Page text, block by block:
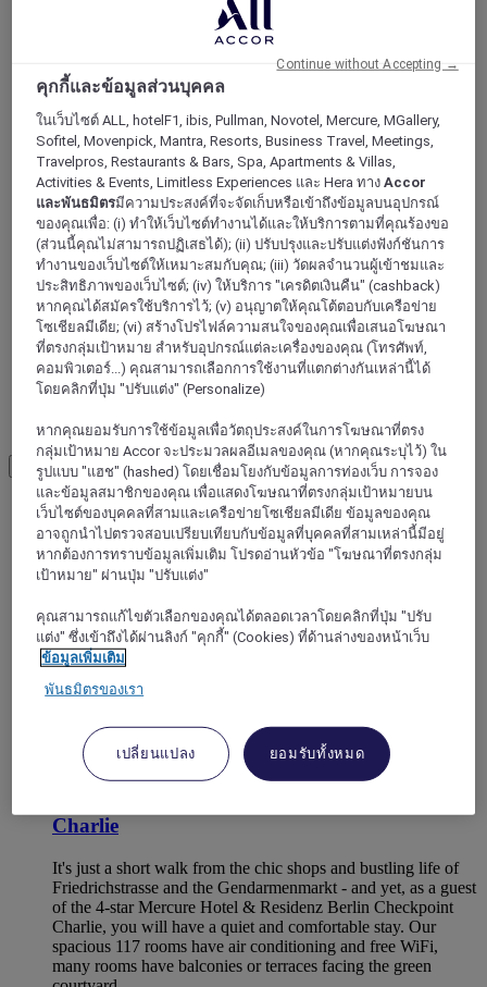
Tegel
เฮนนิกสดอร์ฟ
เบอร์ลิน
Load More See more items
BERLIN, เยอรมนี
Charlie
It's just a short walk from the chic shops and bustling life of
Friedrichstrasse and the Gendarmenmarkt - and yet, as a guest
of the 4-star Mercure Hotel & Residenz Berlin Checkpoint
Charlie, you will have a quiet and comfortable stay. Our
spacious 117 rooms have air conditioning and free WiFi,
many rooms have balconies or terraces facing the green
คุกกี้และข้อมูลส่วนบุคคล
ในเว็บไซต์ ALL, hotelF1, ibis, Pullman, Novotel, Mercure, MGallery,
Sofitel, Movenpick, Mantra, Resorts, Business Travel, Meetings,
Travelpros, Restaurants & Bars, Spa, Apartments & Villas,
Activities & Events, Limitless Experiences และ Hera ทางAccor
และพันธมิตรมีความประสงค์ที่จะจัดเก็บหรือเข้าถึงข้อมูลบนอุปกรณ์
ของคุณเพื่อ: (i) ทำให้เว็บไซต์ทำงานได้และให้บริการตามที่คุณร้องขอ
(ส่วนนี้คุณไม่สามารถปฏิเสธได้); (ii) ปรับปรุงและปรับแต่งฟังก์ชันการ
ทำงานของเว็บไซต์ให้เหมาะสมกับคุณ; (iii) วัดผลจำนวนผู้เข้าชมและ
ประสิทธิภาพของเว็บไซต์; (iv) ให้บริการ "เครดิตเงินคืน" (cashback)
หากคุณได้สมัครใช้บริการไว้; (v) อนุญาตให้คุณโต้ตอบกับเครือข่าย
โซเชียลมีเดีย; (vi) สร้างโปรไฟล์ความสนใจของคุณเพื่อเสนอโฆษณา
ที่ตรงกลุ่มเป้าหมาย สำหรับอุปกรณ์แต่ละเครื่องของคุณ (โทรศัพท์,
คอมพิวเตอร์...) คุณสามารถเลือกการใช้งานที่แตกต่างกันเหล่านี้ได้
โดยคลิกที่ปุ่ม "ปรับแต่ง" (Personalize)
หากคุณยอมรับการใช้ข้อมูลเพื่อวัตถุประสงค์ในการโฆษณาที่ตรง
กลุ่มเป้าหมาย Accor จะประมวลผลอีเมลของคุณ (หากคุณระบุไว้) ใน
รูปแบบ "แฮช" (hashed) โดยเชื่อมโยงกับข้อมูลการท่องเว็บ การจอง
และข้อมูลสมาชิกของคุณ เพื่อแสดงโฆษณาที่ตรงกลุ่มเป้าหมายบน
เว็บไซต์ของบุคคลที่สามและเครือข่ายโซเชียลมีเดีย ข้อมูลของคุณ
อาจถูกนำไปตรวจสอบเปรียบเทียบกับข้อมูลที่บุคคลที่สามเหล่านี้มีอยู่
หากต้องการทราบข้อมูลเพิ่มเติม โปรดอ่านหัวข้อ "โฆษณาที่ตรงกลุ่ม
เป้าหมาย" ผ่านปุ่ม "ปรับแต่ง"
คุณสามารถแก้ไขตัวเลือกของคุณได้ตลอดเวลาโดยคลิกที่ปุ่ม "ปรับ
แต่ง" ซึ่งเข้าถึงได้ผ่านลิงก์ "คุกกี้" (Cookies) ที่ด้านล่างของหน้าเว็บ
ข้อมูลเพิ่มเติม
พันธมิตรของเรา
เปลี่ยนแปลง ยอมรับทั้งหมด
Continue without Accepting →